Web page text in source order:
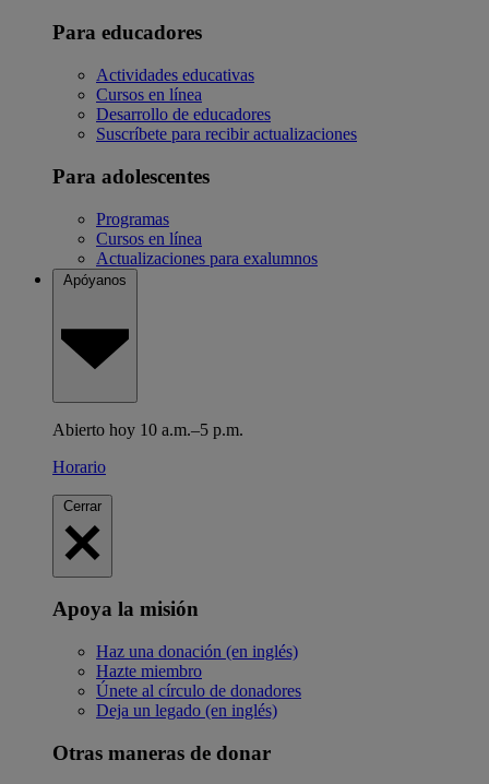
Para educadores
Actividades educativas
Cursos en línea
Desarrollo de educadores
Suscríbete para recibir actualizaciones
Para adolescentes
Programas
Cursos en línea
Actualizaciones para exalumnos
Apóyanos
Abierto hoy 10 a.m.–5 p.m.
Horario
Cerrar
Apoya la misión
Haz una donación (en inglés)
Hazte miembro
Únete al círculo de donadores
Deja un legado (en inglés)
Otras maneras de donar